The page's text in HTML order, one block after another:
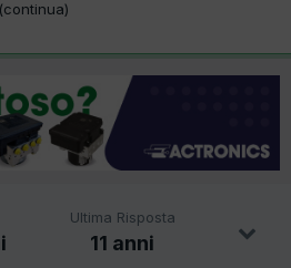
Ultima Risposta
11 anni